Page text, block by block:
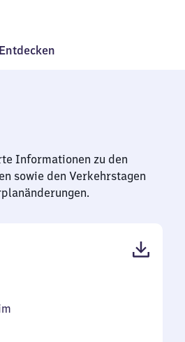
Entdecken
Informationen zu den
sowie den Verkehrstagen